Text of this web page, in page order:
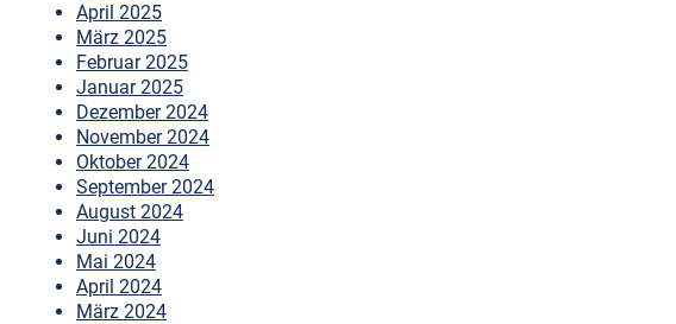
April 2025
März 2025
Februar 2025
Januar 2025
Dezember 2024
November 2024
Oktober 2024
September 2024
August 2024
Juni 2024
Mai 2024
April 2024
März 2024